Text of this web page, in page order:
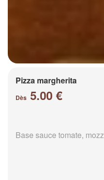
Pizza margherita
Dès 5.00 €
Base sauce tomate,